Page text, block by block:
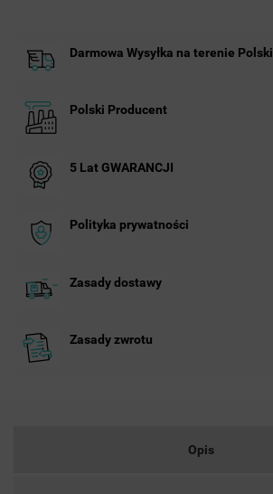
Darmowa Wysyłka na terenie Polski
Polski Producent
5 Lat GWARANCJI
Polityka prywatności
Zasady dostawy
Zasady zwrotu
Opis